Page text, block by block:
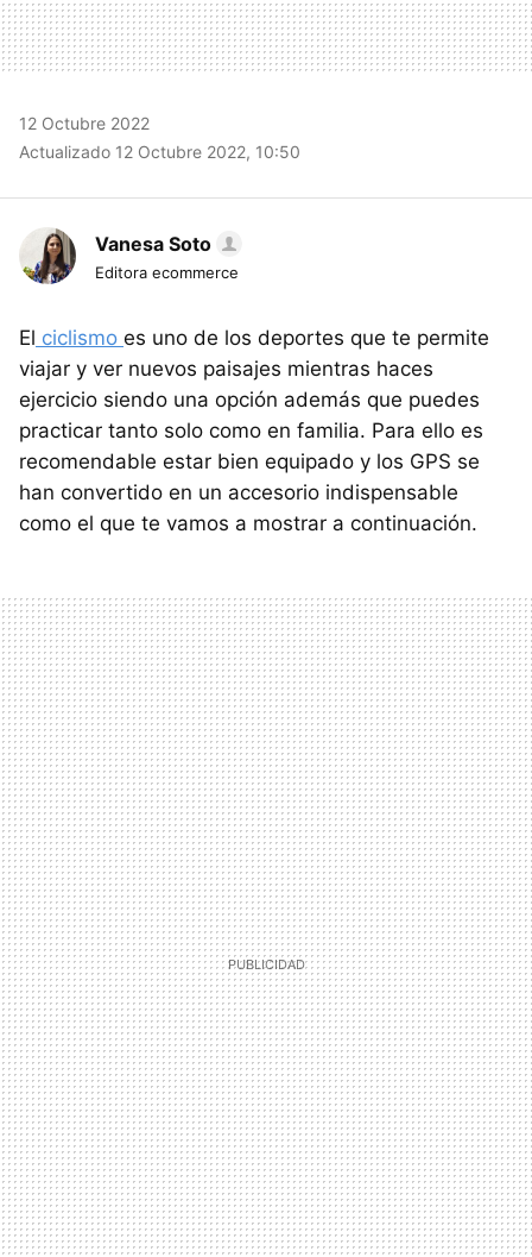
12 Octubre 2022
Actualizado 12 Octubre 2022, 10:50
Vanesa Soto
Editora ecommerce
El ciclismo es uno de los deportes que te permite
viajar y ver nuevos paisajes mientras haces
ejercicio siendo una opción además que puedes
practicar tanto solo como en familia. Para ello es
recomendable estar bien equipado y los GPS se
han convertido en un accesorio indispensable
como el que te vamos a mostrar a continuación.